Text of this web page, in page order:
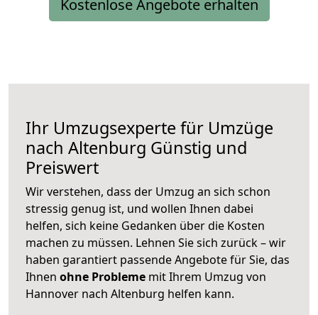
Kostenlose Angebote erhalten
Ihr Umzugsexperte für Umzüge
nach Altenburg Günstig und
Preiswert
Wir verstehen, dass der Umzug an sich schon
stressig genug ist, und wollen Ihnen dabei
helfen, sich keine Gedanken über die Kosten
machen zu müssen. Lehnen Sie sich zurück – wir
haben garantiert passende Angebote für Sie, das
Ihnen ohne Probleme mit Ihrem Umzug von
Hannover nach Altenburg helfen kann.